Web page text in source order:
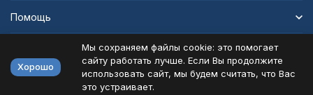
Помощь
Политика персональных данных
Хорошо
Мы сохраняем файлы cookie: это помогает
сайту работать лучше. Если Вы продолжите
использовать сайт, мы будем считать, что Вас
это устраивает.